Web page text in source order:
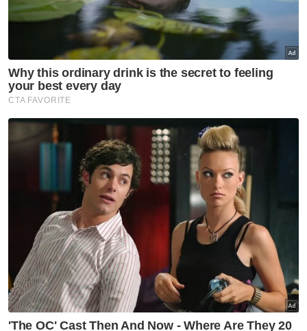
Meskipun begitu, Kimi sentiasa cuba
berfikiran positif yang isterinya akan kembali
sedar, namun ALLAH lebih menyayangi
Allahyarhamah yang menghembuskan nafas
terakhir pada 20 Ogos.
Bagaimanapun, katanya, dia bersyukur
kerana berkesempatan menguruskan
jenazah isterinya yang bebas daripada Covid-